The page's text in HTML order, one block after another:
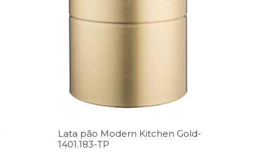
Lata pão Modern Kitchen Gold-
1401.183-TP